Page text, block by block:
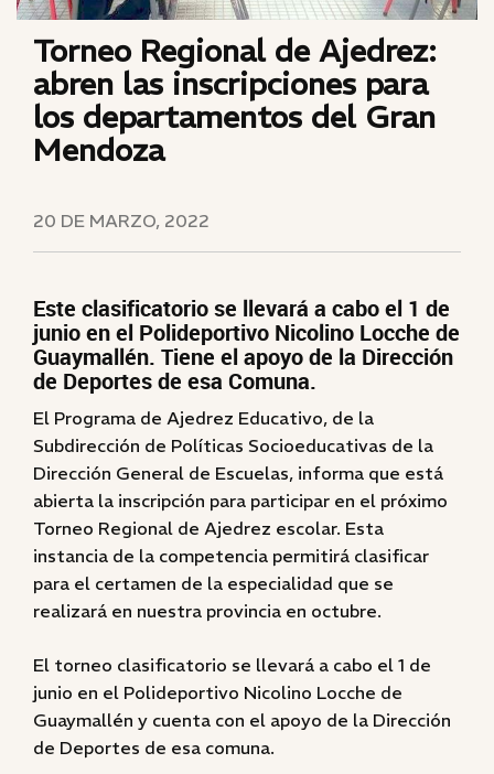
Torneo Regional de Ajedrez:
abren las inscripciones para
los departamentos del Gran
Mendoza
20 DE MARZO, 2022
Este clasificatorio se llevará a cabo el 1 de
junio en el Polideportivo Nicolino Locche de
Guaymallén. Tiene el apoyo de la Dirección
de Deportes de esa Comuna.
El Programa de Ajedrez Educativo, de la
Subdirección de Políticas Socioeducativas de la
Dirección General de Escuelas, informa que está
abierta la inscripción para participar en el próximo
Torneo Regional de Ajedrez escolar. Esta
instancia de la competencia permitirá clasificar
para el certamen de la especialidad que se
realizará en nuestra provincia en octubre.
El torneo clasificatorio se llevará a cabo el 1 de
junio en el Polideportivo Nicolino Locche de
Guaymallén y cuenta con el apoyo de la Dirección
de Deportes de esa comuna.